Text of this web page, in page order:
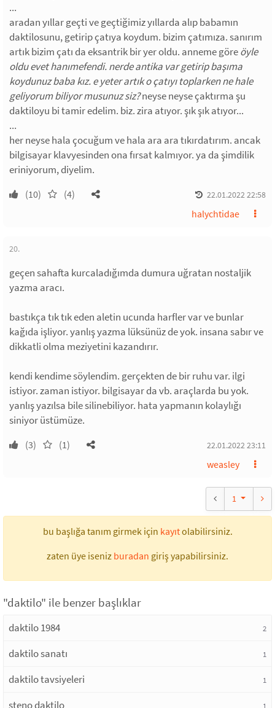
...
aradan yıllar geçti ve geçtiğimiz yıllarda alıp babamın
daktilosunu, getirip çatıya koydum. bizim çatımıza. sanırım
artık bizim çatı da eksantrik bir yer oldu. anneme göreöyle
oldu evet hanımefendi. nerde antika var getirip başıma
koydunuz baba kız. e yeter artık o çatıyı toplarken ne hale
geliyorum biliyor musunuz siz?neyse neyse çaktırma şu
daktiloyu bi tamir edelim. biz. zira atıyor. şık şık atıyor...
...
her neyse hala çocuğum ve hala ara ara tıkırdatırım. ancak
bilgisayar klavyesinden ona fırsat kalmıyor. ya da şimdilik
eriniyorum, diyelim.
(10) (4) 22.01.2022 22:58
halychtidae
20.
geçen sahafta kurcaladığımda dumura uğratan nostaljik
yazma aracı.
bastıkça tık tık eden aletin ucunda harfler var ve bunlar
kağıda işliyor. yanlış yazma lüksünüz de yok. insana sabır ve
dikkatli olma meziyetini kazandırır.
kendi kendime söylendim. gerçekten de bir ruhu var. ilgi
istiyor. zaman istiyor. bilgisayar da vb. araçlarda bu yok.
yanlış yazılsa bile silinebiliyor. hata yapmanın kolaylığı
siniyor üstümüze.
(3) (1) 22.01.2022 23:11
weasley
1
bu başlığa tanım girmek için kayıtolabilirsiniz.
zaten üye iseniz buradan giriş yapabilirsiniz.
"daktilo" ile benzer başlıklar
daktilo 1984 2
daktilo sanatı 1
daktilo tavsiyeleri 1
steno daktilo 1